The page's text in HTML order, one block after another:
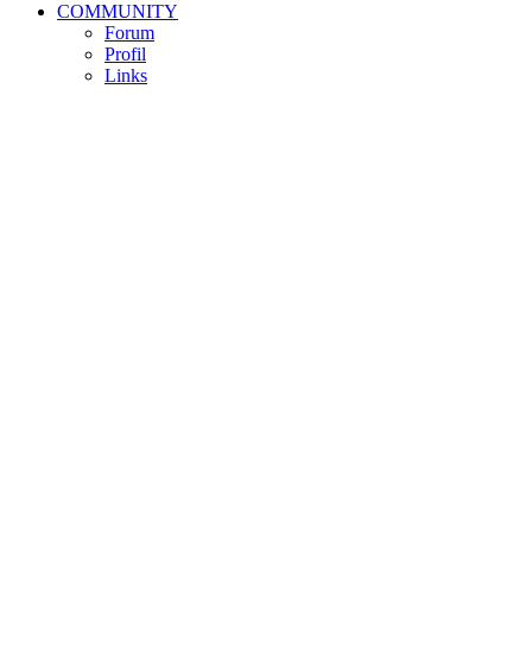
COMMUNITY
Forum
Profil
Links